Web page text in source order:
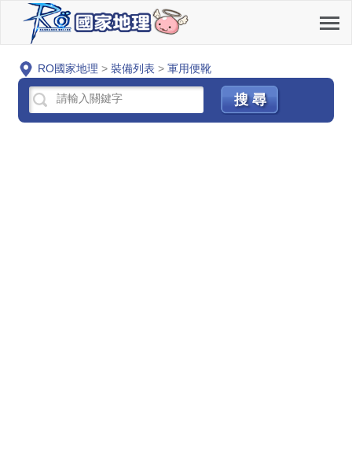
RO國家地理 > 裝備列表 > 軍用便靴